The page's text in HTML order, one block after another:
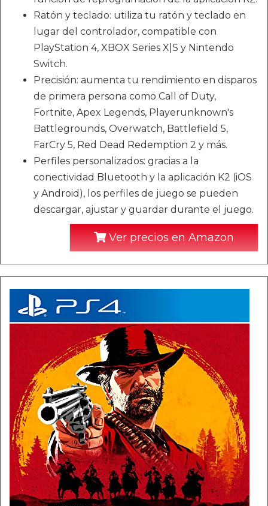
Ratón y teclado: utiliza tu ratón y teclado en
lugar del controlador, compatible con
PlayStation 4, XBOX Series X|S y Nintendo
Switch.
Precisión: aumenta tu rendimiento en disparos
de primera persona como Call of Duty,
Fortnite, Apex Legends, Playerunknown's
Battlegrounds, Overwatch, Battlefield 5,
FarCry 5, Red Dead Redemption 2 y más.
Perfiles personalizados: gracias a la
conectividad Bluetooth y la aplicación K2 (iOS
y Android), los perfiles de juego se pueden
descargar, ajustar y guardar durante el juego.
Ver precios en Amazon